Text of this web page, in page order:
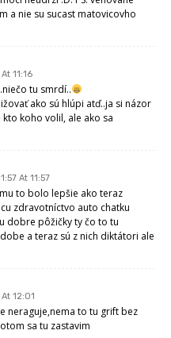
a nie su sucast matovicovho
11:16
tu smrdí..
ako sú hlúpi atď..ja si názor
koho volil, ale ako sa
At 11:57
to bolo lepšie ako teraz
zdravotníctvo auto chatku
dobre pôžičky ty čo to tu
a teraz sú z nich diktátori ale
12:01
neraguje,nema to tu grift bez
sa tu zastavim